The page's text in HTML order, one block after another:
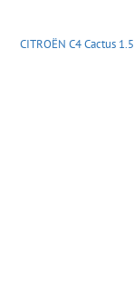
CITROËN C4 Cactus